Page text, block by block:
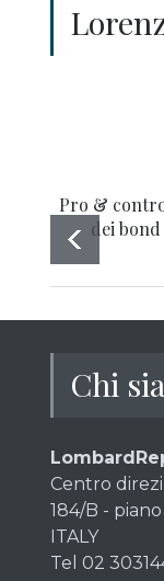
Pro &
dei
Chi
Centro
184/B -
ITALY
Tel 02